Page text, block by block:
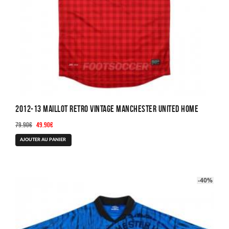
2012-13 Maillot Retro Vintage Manchester United Home
79.90€ Le
prix
initial
49.90€Le
prix
actuel
AJOUTER AU PANIER
options
peuvent
être
-40%